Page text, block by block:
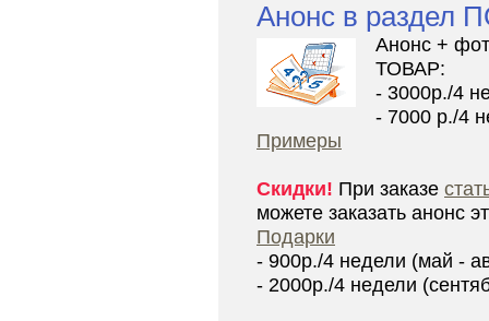
Анонс в раздел
Анонс +
ТОВАР:
- 3000р./4
- 7000 р./4
Примеры
Скидки! При заказе
можете заказать анонс
Подарки
- 900р./4 недели (май -
- 2000р./4 недели